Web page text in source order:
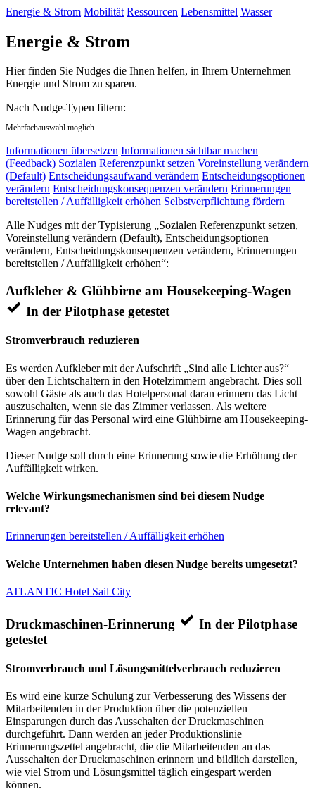
Energie & Strom Mobilität Ressourcen Lebensmittel Wasser
Energie & Strom
Hier finden Sie Nudges die Ihnen helfen, in Ihrem Unternehmen
Energie und Strom zu sparen.
Nach Nudge-Typen filtern:
Mehrfachauswahl möglich
Informationen übersetzen Informationen sichtbar machen
(Feedback) Sozialen Referenzpunkt setzen Voreinstellung verändern
(Default) Entscheidungsaufwand verändern Entscheidungsoptionen
verändern Entscheidungskonsequenzen verändern Erinnerungen
bereitstellen / Auffälligkeit erhöhen Selbstverpflichtung fördern
Alle Nudges mit der Typisierung „Sozialen Referenzpunkt setzen,
Voreinstellung verändern (Default), Entscheidungsoptionen
verändern, Entscheidungskonsequenzen verändern, Erinnerungen
bereitstellen / Auffälligkeit erhöhen“:
Aufkleber & Glühbirne am Housekeeping-Wagen
In der Pilotphase getestet
Stromverbrauch reduzieren
Es werden Aufkleber mit der Aufschrift „Sind alle Lichter aus?“
über den Lichtschaltern in den Hotelzimmern angebracht. Dies soll
sowohl Gäste als auch das Hotelpersonal daran erinnern das Licht
auszuschalten, wenn sie das Zimmer verlassen. Als weitere
Erinnerung für das Personal wird eine Glühbirne am Housekeeping-
Wagen angebracht.
Dieser Nudge soll durch eine Erinnerung sowie die Erhöhung der
Auffälligkeit wirken.
Welche Wirkungsmechanismen sind bei diesem Nudge
relevant?
Erinnerungen bereitstellen / Auffälligkeit erhöhen
Welche Unternehmen haben diesen Nudge bereits umgesetzt?
ATLANTIC Hotel Sail City
Druckmaschinen-Erinnerung
In der Pilotphase
getestet
Stromverbrauch und Lösungsmittelverbrauch reduzieren
Es wird eine kurze Schulung zur Verbesserung des Wissens der
Mitarbeitenden in der Produktion über die potenziellen
Einsparungen durch das Ausschalten der Druckmaschinen
durchgeführt. Dann werden an jeder Produktionslinie
Erinnerungszettel angebracht, die die Mitarbeitenden an das
Ausschalten der Druckmaschinen erinnern und bildlich darstellen,
wie viel Strom und Lösungsmittel täglich eingespart werden
können.